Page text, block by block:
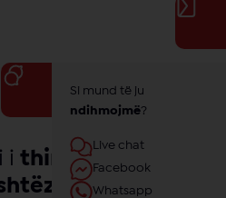
i thirrjeve të
Si mund të ju
ndihmojmë?
Live chat
Facebook
Whatsapp